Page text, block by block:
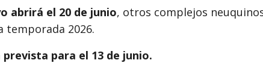
abrirá el 20 de junio, otros complejos
temporada 2026.
para el 13 de junio.